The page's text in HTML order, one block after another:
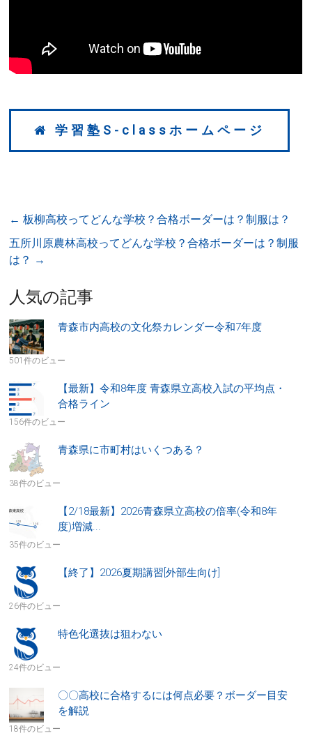
学習塾S-classホームページ
← 板柳高校ってどんな学校？合格ボーダーは？制服は？
五所川原農林高校ってどんな学校？合格ボーダーは？制服
は？ →
人気の記事
青森市内高校の文化祭カレンダー令和7年度
501件のビュー
【最新】令和8年度 青森県立高校入試の平均点・
合格ライン
156件のビュー
青森県に市町村はいくつある？
38件のビュー
【2/18最新】2026青森県立高校の倍率(令和8年
度)増減...
35件のビュー
【終了】2026夏期講習[外部生向け]
26件のビュー
特色化選抜は狙わない
24件のビュー
〇〇高校に合格するには何点必要？ボーダー目安
を解説
18件のビュー